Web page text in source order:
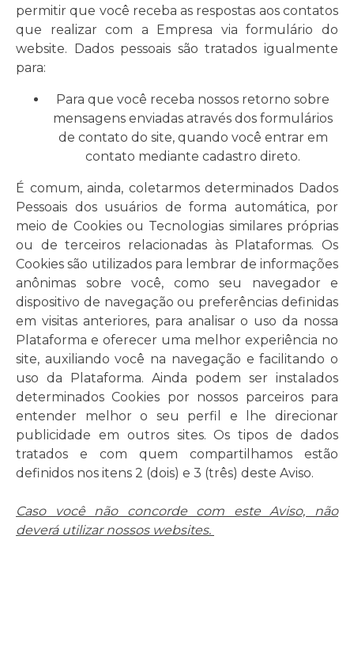
permitir que você receba as respostas aos contatos
que realizar com a Empresa via formulário do
website. Dados pessoais são tratados igualmente
para:
Para que você receba nossos retorno sobre
mensagens enviadas através dos formulários
de contato do site, quando você entrar em
contato mediante cadastro direto.
É comum, ainda, coletarmos determinados Dados
Pessoais dos usuários de forma automática, por
meio de Cookies ou Tecnologias similares próprias
ou de terceiros relacionadas às Plataformas. Os
Cookies são utilizados para lembrar de informações
anônimas sobre você, como seu navegador e
dispositivo de navegação ou preferências definidas
em visitas anteriores, para analisar o uso da nossa
Plataforma e oferecer uma melhor experiência no
site, auxiliando você na navegação e facilitando o
uso da Plataforma. Ainda podem ser instalados
determinados Cookies por nossos parceiros para
entender melhor o seu perfil e lhe direcionar
publicidade em outros sites. Os tipos de dados
tratados e com quem compartilhamos estão
definidos nos itens 2 (dois) e 3 (três) deste Aviso.
Caso você não concorde com este Aviso, não
deverá utilizar nossos websites.